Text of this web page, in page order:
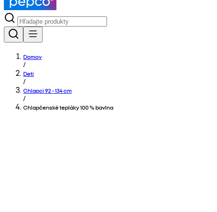
Domov
/
Deti
/
Chlapci 92 - 134 cm
/
Chlapčenské tepláky 100 % bavlna